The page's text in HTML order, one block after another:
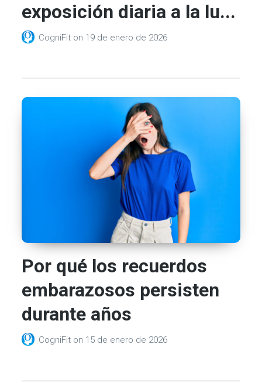
exposición diaria a la lu...
CogniFit on 19 de enero de 2026
Por qué los recuerdos
embarazosos persisten
durante años
CogniFit on 15 de enero de 2026